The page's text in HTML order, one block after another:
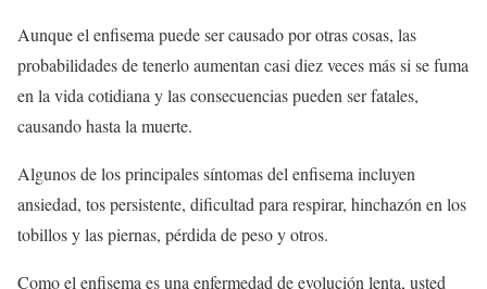
Aunque el enfisema puede ser causado por otras cosas, las
probabilidades de tenerlo aumentan casi diez veces más si se fuma
en la vida cotidiana y las consecuencias pueden ser fatales,
causando hasta la muerte.
Algunos de los principales síntomas del enfisema incluyen
ansiedad, tos persistente, dificultad para respirar, hinchazón en los
tobillos y las piernas, pérdida de peso y otros.
Como el enfisema es una enfermedad de evolución lenta, usted